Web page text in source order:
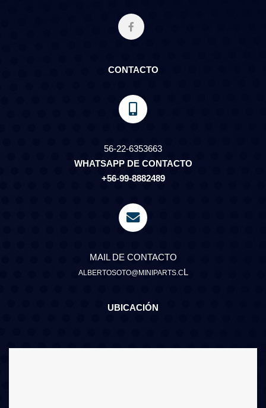
CONTACTO
56-22-6353663
WHATSAPP DE CONTACTO
+56-99-8882489
MAIL DE CONTACTO
ALBERTOSOTO@MINIPARTS.CL
UBICACIÓN